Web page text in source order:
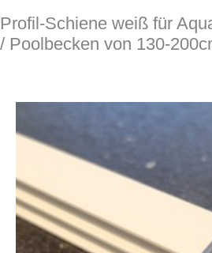
Profil-Schiene weiß für
/ Poolbecken von 130-